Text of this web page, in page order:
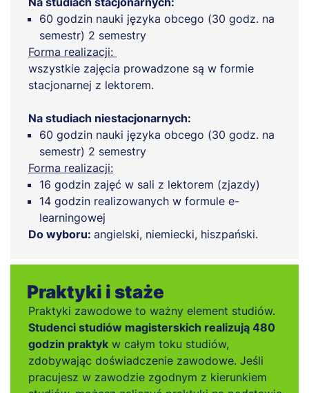
60 godzin nauki języka obcego (30 godz. na
semestr) 2 semestry
Forma realizacji:
wszystkie zajęcia prowadzone są w formie
stacjonarnej z lektorem.
Na studiach niestacjonarnych:
60 godzin nauki języka obcego (30 godz. na
semestr) 2 semestry
Forma realizacji:
16 godzin zajęć w sali z lektorem (zjazdy)
14 godzin realizowanych w formule e-
learningowej
Do wyboru: angielski, niemiecki, hiszpański.
Praktyki i staże
Praktyki zawodowe to ważny element studiów.
Studenci studiów magisterskich realizują 480
godzin praktyk w całym toku studiów,
zdobywając doświadczenie zawodowe. Jeśli
pracujesz w zawodzie zgodnym z kierunkiem